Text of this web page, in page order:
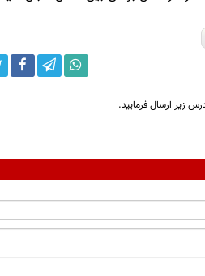
زیر ارسال فرمایید.